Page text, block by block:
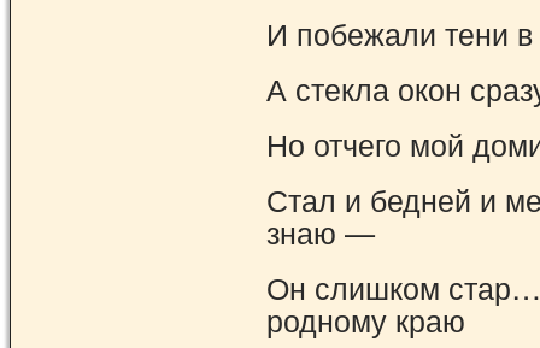
И побежали тени в
А стекла окон
Но отчего мой
Стал и бедней и
знаю —
Он слишком
родному краю